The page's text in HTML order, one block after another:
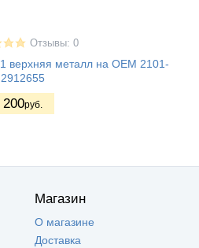
Отзывы: 0
верхняя металл на OEM 2101-
2912655
200руб.
Магазин
О магазине
Доставка